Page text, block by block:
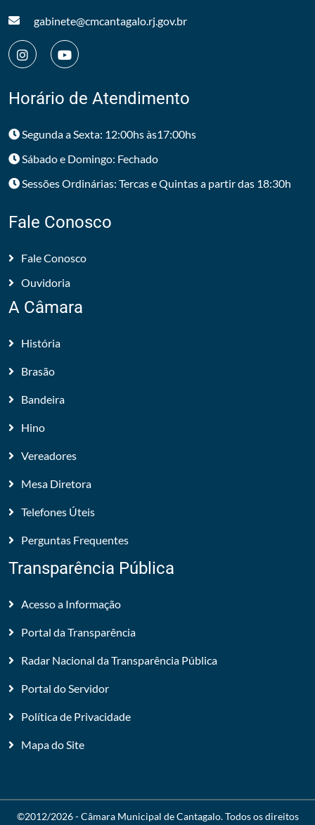
gabinete@cmcantagalo.rj.gov.br
Horário de Atendimento
Segunda a Sexta: 12:00hs às17:00hs
Sábado e Domingo: Fechado
Sessões Ordinárias: Tercas e Quintas a partir das 18:30h
Fale Conosco
Fale Conosco
Ouvidoria
A Câmara
História
Brasão
Bandeira
Hino
Vereadores
Mesa Diretora
Telefones Úteis
Perguntas Frequentes
Transparência Pública
Acesso a Informação
Portal da Transparência
Radar Nacional da Transparência Pública
Portal do Servidor
Política de Privacidade
Mapa do Site
©2012/2026 -Câmara Municipal de Cantagalo. Todos os direitos